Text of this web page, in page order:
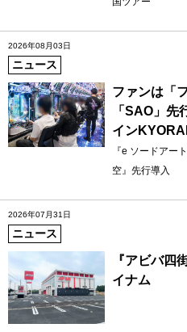
2026年08月03日
ニュース
ファンは「
「SAO」先
イン
『e ソードアー
空』先行導入
2026年07月31日
ニュース
『アビバ四
イナム